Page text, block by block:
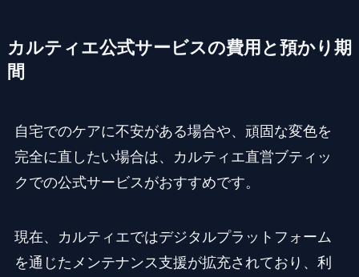
カルティエ公式サービスの費用と預かり期
間
自宅でのケアに不安がある場合や、頑固な変色を
完全に直したい場合は、カルティエ直営ブティッ
クでの公式サービスがおすすめです。
現在、カルティエではデジタルプラットフォーム
を通じたメンテナンス支援が拡充されており、利